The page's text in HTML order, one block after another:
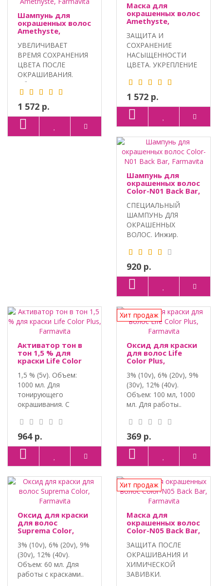
Шампунь для
окрашенных волос
Amethyste,
УВЕЛИЧИВАЕТ
ВРЕМЯ СОХРАНЕНИЯ
ЦВЕТА ПОСЛЕ
ОКРАШИВАНИЯ.
Объем: 250 мл, 1000
мл...
1 572 р.
Маска для
окрашенных волос
Amethyste,
ЗАЩИТА И
СОХРАНЕНИЕ
НАСЫЩЕННОСТИ
ЦВЕТА. УКРЕПЛЕНИЕ
Объем: 250 м..
1 572 р.
Шампунь для
окрашенных волос
Color-N01 Back Bar,
СПЕЦИАЛЬНЫЙ
ШАМПУНЬ ДЛЯ
ОКРАШЕННЫХ
ВОЛОС. Инжир.
молочко. Объем: ..
920 р.
Активатор тон в
тон 1,5 % для
краски Life Color
1,5 % (5v). Объем:
1000 мл. Для
тонирующего
окрашивания. С
964 р.
Хит продаж
Оксид для краски
для волос Life
Color Plus,
3% (10v), 6% (20v), 9%
(30v), 12% (40v).
Объем: 100 мл, 1000
мл. Для работы..
369 р.
Оксид для краски
для волос
Suprema Color,
3% (10v), 6% (20v), 9%
(30v), 12% (40v).
Объем: 60 мл. Для
работы с красками..
Хит продаж
Маска для
окрашенных волос
Color-N05 Back Bar,
ЗАЩИТА ПОСЛЕ
ОКРАШИВАНИЯ И
ХИМИЧЕСКОЙ
ЗАВИВКИ.